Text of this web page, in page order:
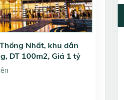
Nhất, khu dân
DT 100m2, Giá 1 tỷ